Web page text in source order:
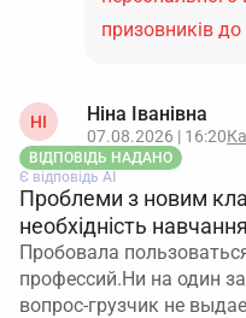
призовників
НІ Ніна Іванівна
07.08.2026 | 16:20
ВІДПОВІДЬ НАДАНО
Є відповідь АІ
Проблеми з новим
необхідність
Пробовала
профессий.Ни на один
вопрос-грузчик не